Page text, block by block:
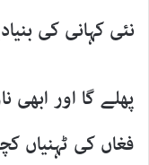
نئی کہانی کی
پھلے گا اور ابھی
فغاں کی ٹہنیاں